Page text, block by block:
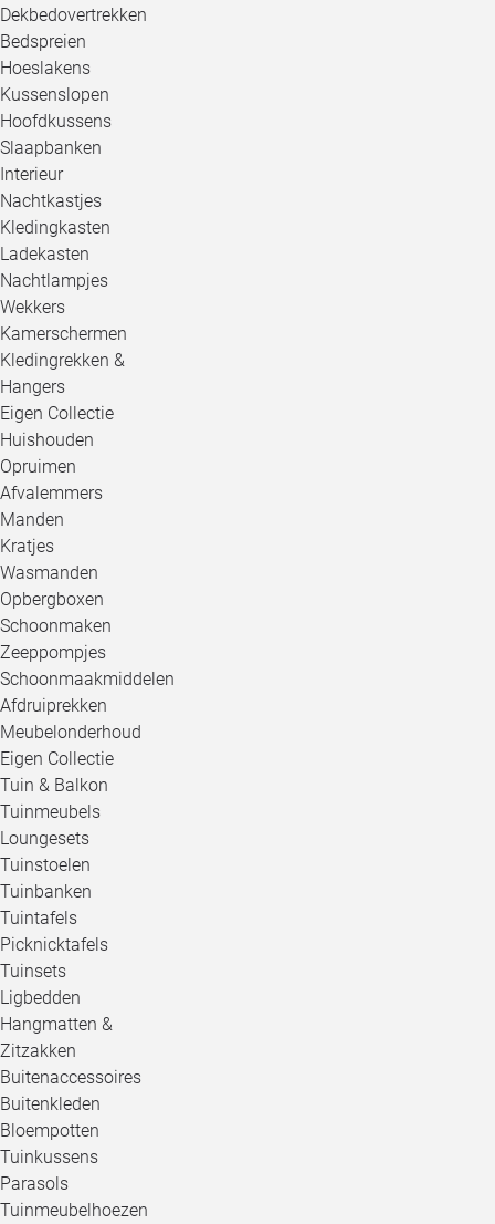
Dekbedovertrekken
Bedspreien
Hoeslakens
Kussenslopen
Hoofdkussens
Slaapbanken
Interieur
Nachtkastjes
Kledingkasten
Ladekasten
Nachtlampjes
Wekkers
Kamerschermen
Kledingrekken &
Hangers
Eigen Collectie
Huishouden
Opruimen
Afvalemmers
Manden
Kratjes
Wasmanden
Opbergboxen
Schoonmaken
Zeeppompjes
Schoonmaakmiddelen
Afdruiprekken
Meubelonderhoud
Eigen Collectie
Tuin & Balkon
Tuinmeubels
Loungesets
Tuinstoelen
Tuinbanken
Tuintafels
Picknicktafels
Tuinsets
Ligbedden
Hangmatten &
Zitzakken
Buitenaccessoires
Buitenkleden
Bloempotten
Tuinkussens
Parasols
Tuinmeubelhoezen